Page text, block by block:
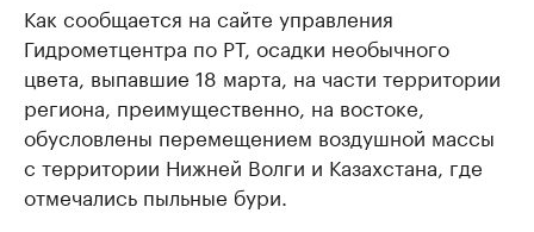
Как сообщается на сайте управления
Гидрометцентра по РТ, осадки необычного
цвета, выпавшие 18 марта, на части территории
региона, преимущественно, на востоке,
обусловлены перемещением воздушной массы
с территории Нижней Волги и Казахстана, где
отмечались пыльные бури.